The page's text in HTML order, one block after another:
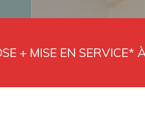
+ MISE EN SERVICE*